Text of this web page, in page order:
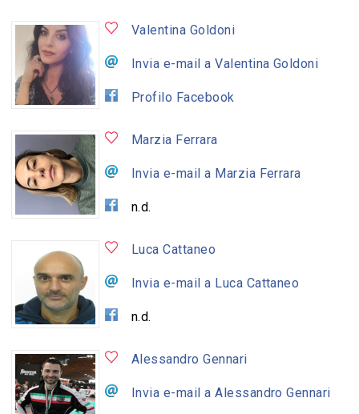
Valentina Goldoni
Invia e-mail a Valentina Goldoni
Profilo Facebook
Marzia Ferrara
Invia e-mail a Marzia Ferrara
n.d.
Luca Cattaneo
Invia e-mail a Luca Cattaneo
n.d.
Alessandro Gennari
Invia e-mail a Alessandro Gennari